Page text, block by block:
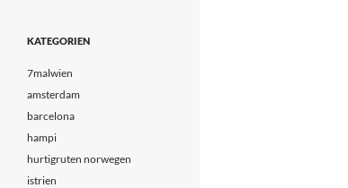
KATEGORIEN
7malwien
amsterdam
barcelona
hampi
hurtigruten norwegen
istrien